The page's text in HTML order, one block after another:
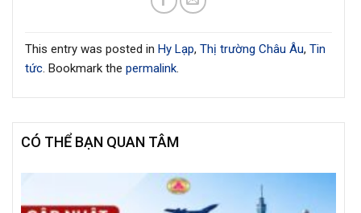
This entry was posted in Hy Lạp, Thị trường Châu Âu, Tin
tức. Bookmark the permalink.
CÓ THỂ BẠN QUAN TÂM